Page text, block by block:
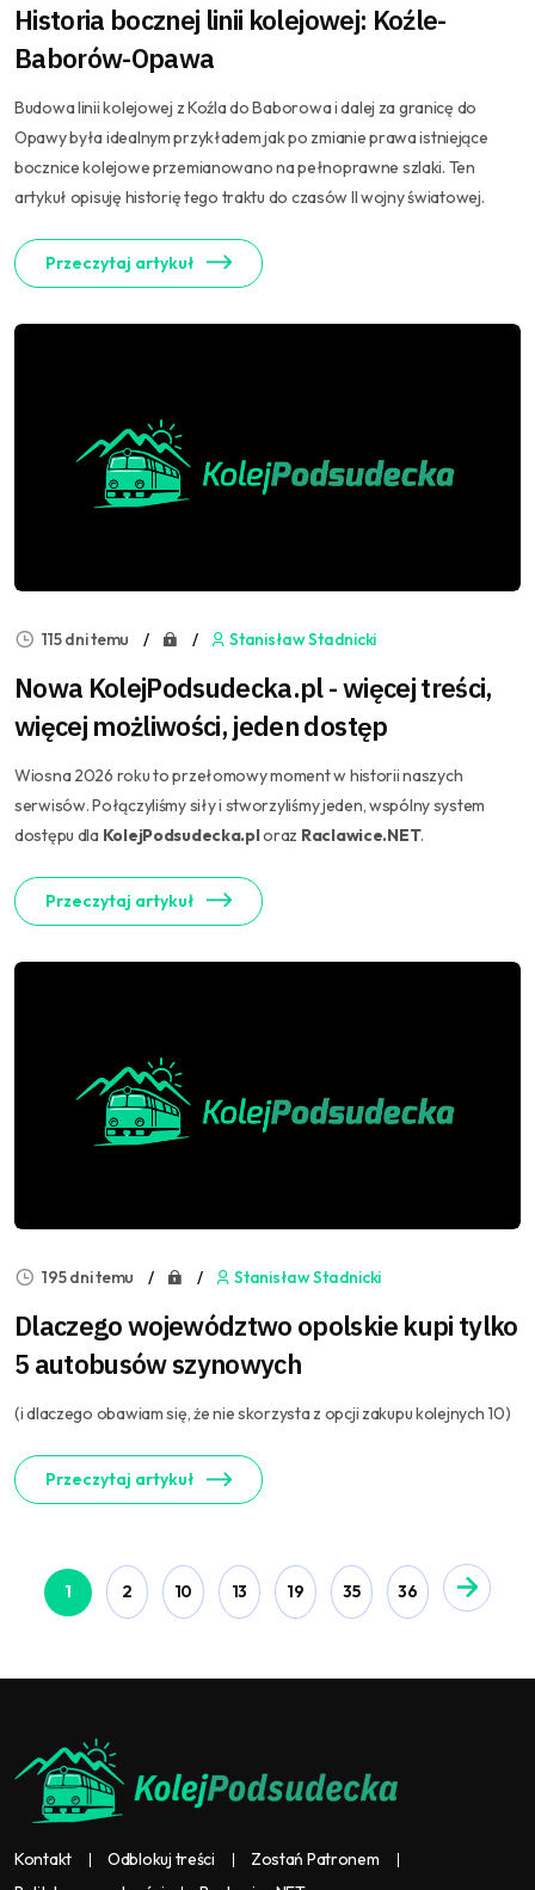
Historia bocznej linii kolejowej: Koźle-
Baborów-Opawa
Budowa linii kolejowej z Koźla do Baborowa i dalej za granicę do
Opawy była idealnym przykładem jak po zmianie prawa istniejące
bocznice kolejowe przemianowano na pełnoprawne szlaki. Ten
artykuł opisuję historię tego traktu do czasów II wojny światowej.
Przeczytaj artykuł
115 dni temu Stanisław Stadnicki
Nowa KolejPodsudecka.pl - więcej treści,
więcej możliwości, jeden dostęp
Wiosna 2026 roku to przełomowy moment w historii naszych
serwisów. Połączyliśmy siły i stworzyliśmy jeden, wspólny system
dostępu dla KolejPodsudecka.ploraz Raclawice.NET.
Przeczytaj artykuł
195 dni temu Stanisław Stadnicki
Dlaczego województwo opolskie kupi tylko
5 autobusów szynowych
(i dlaczego obawiam się, że nie skorzysta z opcji zakupu kolejnych 10)
Przeczytaj artykuł
1 2 10 13 19 35 36
Kontakt Odblokuj treści
Zostań Patronem